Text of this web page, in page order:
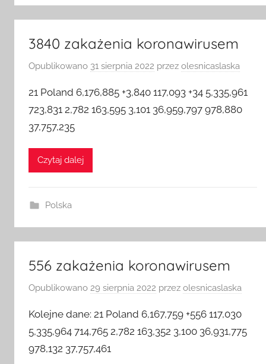
3840 zakażenia koronawirusem
Opublikowano 31 sierpnia 2022 przez olesnicaslaska
21 Poland 6,176,885 +3,840 117,093 +34 5,335,961
723,831 2,782 163,595 3,101 36,959,797 978,880
37,757,235
Czytaj dalej
556 zakażenia koronawirusem
Opublikowano 29 sierpnia 2022 przez olesnicaslaska
Kolejne dane: 21 Poland 6,167,759 +556 117,030
5,335,964 714,765 2,782 163,352 3,100 36,931,775
978,132 37,757,461